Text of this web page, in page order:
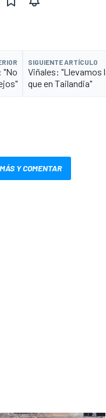
"No
SIGUIENTE ARTÍCULO
Viñales: "Llevamos
que en Tailandia"
Y COMENTAR